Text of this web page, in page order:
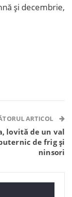
și decembrie,
ARTICOL
lovită de un val
de frig și
ninsori